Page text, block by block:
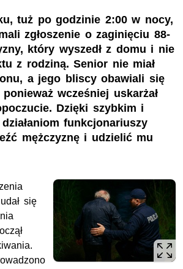
tuż po godzinie 2:00 w nocy,
zgłoszenie o zaginięciu 88-
który wyszedł z domu i nie
z rodziną. Senior nie miał
a jego bliscy obawiali się
wcześniej uskarżał
Dzięki szybkim i
funkcjonariuszy
mężczyznę i udzielić mu
się